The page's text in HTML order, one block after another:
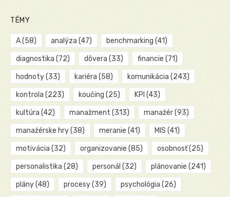
TÉMY
A(58) analýza (47) benchmarking (41)
diagnostika (72) dôvera (33) financie (71)
hodnoty(33) kariéra (58) komunikácia (243)
kontrola (223) koučing (25) KPI (43)
kultúra (42) manažment (313) manažér(93)
manažérske hry(38) meranie (41) MIS (41)
motivácia (32) organizovanie (85) osobnosť(25)
personalistika (28) personál (32) plánovanie (241)
plány(48) procesy(39) psychológia (26)